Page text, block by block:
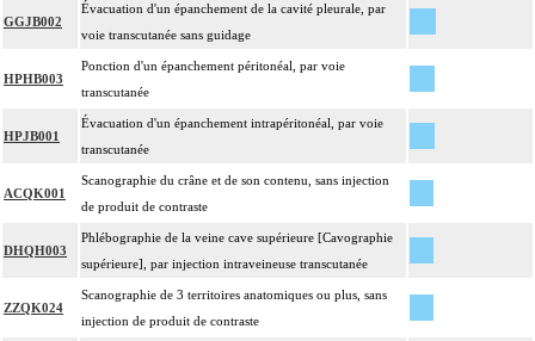
GGJB002
Évacuation d'un épanchement de la cavité pleurale, par
voie transcutanée sans guidage
HPHB003
Ponction d'un épanchement péritonéal, par voie
transcutanée
HPJB001
Évacuation d'un épanchement intrapéritonéal, par voie
transcutanée
ACQK001
Scanographie du crâne et de son contenu, sans injection
de produit de contraste
DHQH003
Phlébographie de la veine cave supérieure [Cavographie
supérieure], par injection intraveineuse transcutanée
ZZQK024
Scanographie de 3 territoires anatomiques ou plus, sans
injection de produit de contraste